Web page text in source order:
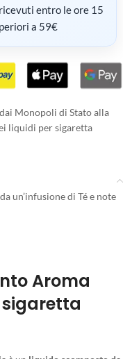
entro le ore 15
a 59€
Monopoli di Stato alla
liquidi per sigaretta
un’infusione di Té e note
Aroma
sigaretta